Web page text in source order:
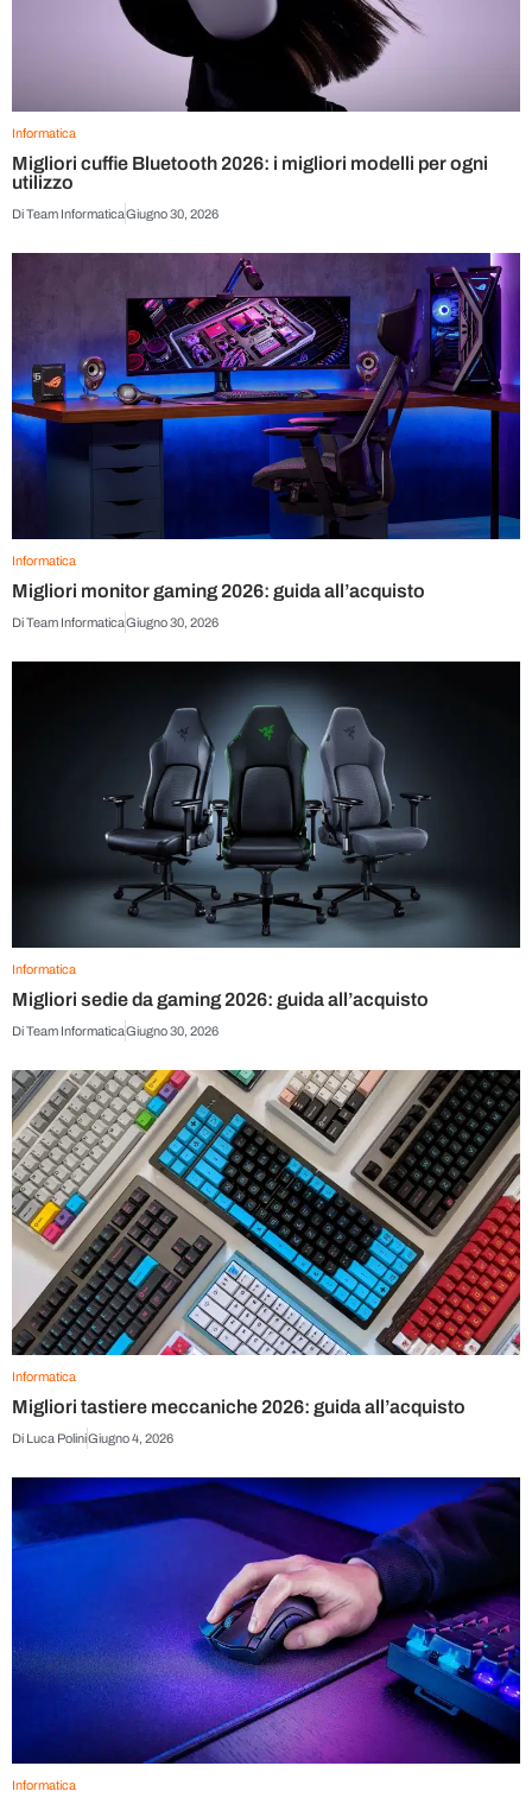
Informatica
Migliori cuffie Bluetooth 2026: i migliori modelli per ogni
utilizzo
DiTeam InformaticaGiugno 30, 2026
Informatica
Migliori monitor gaming 2026: guida all’acquisto
DiTeam InformaticaGiugno 30, 2026
Informatica
Migliori sedie da gaming 2026: guida all’acquisto
DiTeam InformaticaGiugno 30, 2026
Informatica
Migliori tastiere meccaniche 2026: guida all’acquisto
Di Luca PoliniGiugno 4, 2026
Informatica